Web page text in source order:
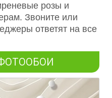
розы и
Звоните или
ответят на все